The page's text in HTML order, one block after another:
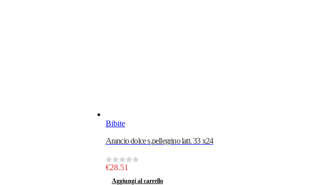
Bibite
Arancio dolce s.pellegrino latt. 33 x24
0out of 5
€28.51
Aggiungi al carrello